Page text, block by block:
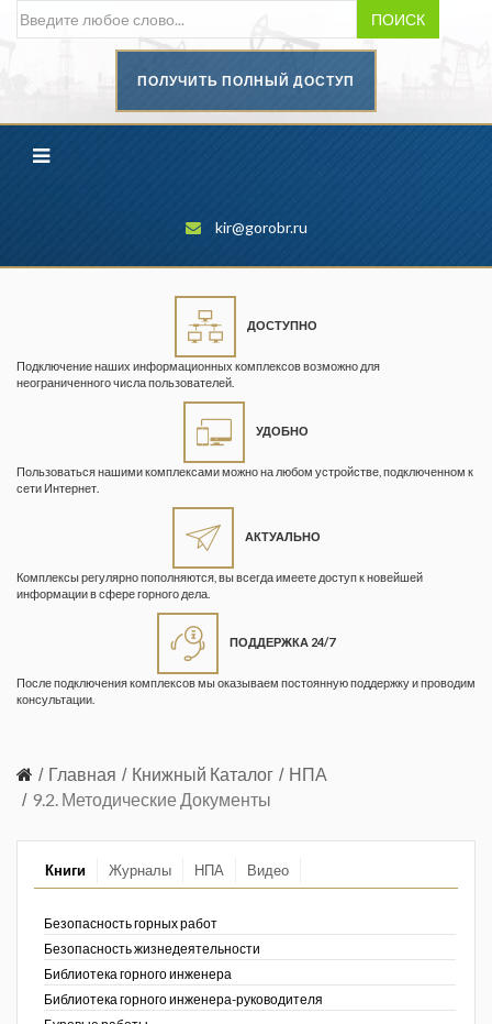
ПОИСК
ПОЛУЧИТЬ ПОЛНЫЙ ДОСТУП
kir@gorobr.ru
ДОСТУПНО
Подключение наших информационных комплексов возможно для
неограниченного числа пользователей.
УДОБНО
Пользоваться нашими комплексами можно на любом устройстве, подключенном к
сети Интернет.
АКТУАЛЬНО
Комплексы регулярно пополняются, вы всегда имеете доступ к новейшей
информации в сфере горного дела.
ПОДДЕРЖКА 24/7
После подключения комплексов мы оказываем постоянную поддержку и проводим
консультации.
Главная Книжный Каталог
НПА
9.2. Методические Документы
Книги Журналы НПА Видео
Безопасность горных работ
Безопасность жизнедеятельности
Библиотека горного инженера
Библиотека горного инженера-руководителя
промышленности
Геопрофи
Горнопромышленные ведомости
Кузбасса. Информационный
безопасность»
Информационный бюллетень
атомному надзору
Информация и космос
Медицина катастроф
Минеральные ресурсы России